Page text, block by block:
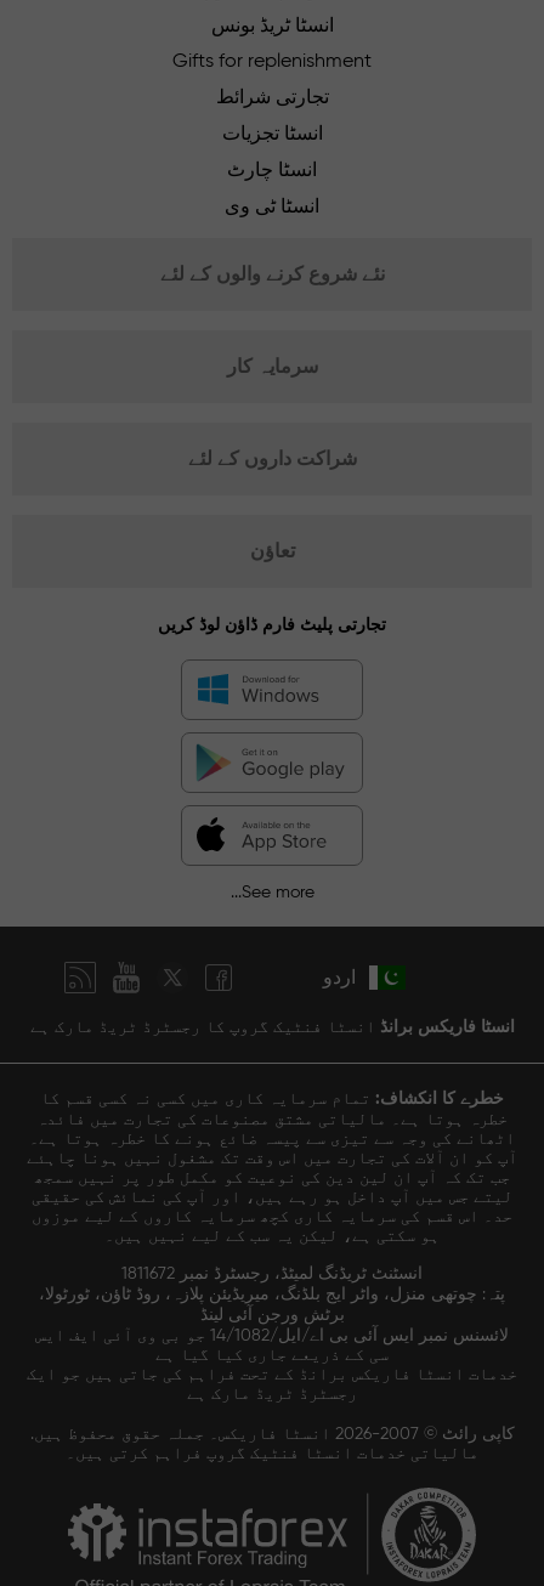
انسٹا ٹریڈ بونس
Gifts for replenishment
تجارتی شرائط
انسٹا تجزیات
انسٹا چارٹ
انسٹا ٹی وی
نئے شروع کرنے والوں کے لئے
سرمایہ کار
شراکت داروں کے لئے
تعاؤن
تجارتی پلیٹ فارم ڈاؤن لوڈ کریں
See more...
اردو
انسٹا فاریکس برانڈ انسٹا فنٹیک گروپ کا رجسٹرڈ ٹریڈ مارک ہے
خطرے کا انکشاف: تمام سرمایہ کاری میں کسی نہ کسی قسم کا
خطرہ ہوتا ہے۔ مالیاتی مشتق مصنوعات کی تجارت میں فائدہ
اٹھانے کی وجہ سے تیزی سے پیسہ ضائع ہونے کا خطرہ ہوتا ہے۔
آپ کو ان آلات کی تجارت میں اس وقت تک مشغول نہیں ہونا چاہئے
جب تک کہ آپ ان لین دین کی نوعیت کو مکمل طور پر نہیں سمجھ
لیتے جس میں آپ داخل ہو رہے ہیں، اور آپ کی نمائش کی حقیقی
حد۔ اس قسم کی سرمایہ کاری کچھ سرمایہ کاروں کے لیے موزوں
ہو سکتی ہے، لیکن یہ سب کے لیے نہیں ہیں۔
انسٹنٹ ٹریڈنگ لمیٹڈ، رجسٹرڈ نمبر 1811672
پتہ: چوتھی منزل، واٹر ایج بلڈنگ، میریڈیئن پلازہ، روڈ ٹاؤن، ٹورٹولا،
برٹش ورجن آئی لینڈ
لائسنس نمبر ایس آئی بی اے/ایل/14/1082 جو بی وی آئی ایف ایس
سی کے ذریعے جاری کیا گیا ہے
خدمات انسٹا فاریکس برانڈ کے تحت فراہم کی جاتی ہیں جو ایک
رجسٹرڈ ٹریڈ مارک ہے
کاپی رائٹ © 2007-2026 انسٹا فاریکس۔ جملہ حقوق محفوظ ہیں.
مالیاتی خدمات انسٹا فنٹیک گروپ فراہم کرتی ہیں۔